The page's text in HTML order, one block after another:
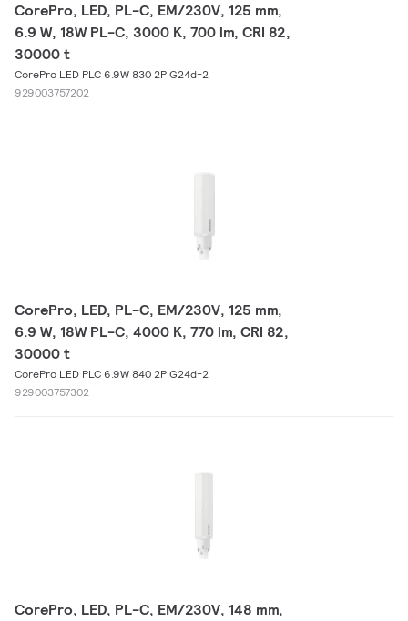
CorePro, LED, PL-C, EM/230V, 125 mm,
6.9 W, 18W PL-C, 3000 K, 700 lm, CRI 82,
30000 t
CorePro LED PLC 6.9W 830 2P G24d-2
929003757202
CorePro, LED, PL-C, EM/230V, 125 mm,
6.9 W, 18W PL-C, 4000 K, 770 lm, CRI 82,
30000 t
CorePro LED PLC 6.9W 840 2P G24d-2
929003757302
CorePro, LED, PL-C, EM/230V, 148 mm,